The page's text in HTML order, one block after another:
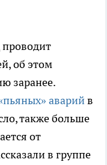
об этом
заранее.
аварийв
также больше
от
в группе